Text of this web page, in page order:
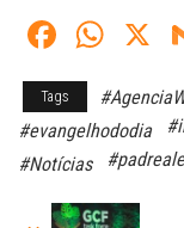
Fa
ce
bo
ok
W
ts
A
X
Tags
#evangelhododia
#Notícias